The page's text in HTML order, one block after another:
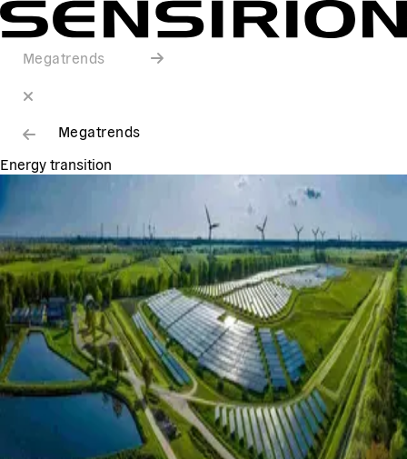
Megatrends
Megatrends
Energy transition